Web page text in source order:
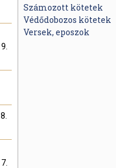
Számozott kötetek
Védődobozos kötetek
Versek, eposzok